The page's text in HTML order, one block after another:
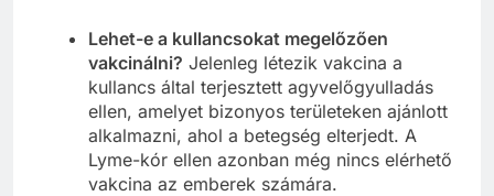
Lehet-e a kullancsokat megelőzően
vakcinálni? Jelenleg létezik vakcina a
kullancs által terjesztett agyvelőgyulladás
ellen, amelyet bizonyos területeken ajánlott
alkalmazni, ahol a betegség elterjedt. A
Lyme-kór ellen azonban még nincs elérhető
vakcina az emberek számára.